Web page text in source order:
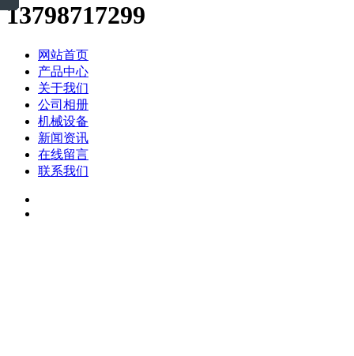
13798717299
网站首页
产品中心
关于我们
公司相册
机械设备
新闻资讯
在线留言
联系我们